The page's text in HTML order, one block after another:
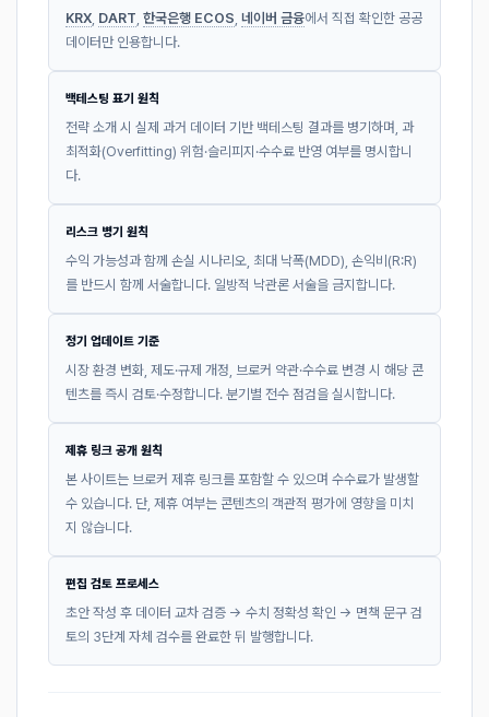
KRX DART 한국은행 ECOS 네이버 금융에서 직접 확인한 공공
데이터만 인용합니다.
백테스팅 표기 원칙
전략 소개 시 실제 과거 데이터 기반 백테스팅 결과를 병기하며, 과
최적화(Overfitting) 위험·슬리피지·수수료 반영 여부를 명시합니
다.
리스크 병기 원칙
수익 가능성과 함께 손실 시나리오, 최대 낙폭(MDD), 손익비(R:R)
를 반드시 함께 서술합니다. 일방적 낙관론 서술을 금지합니다.
정기 업데이트 기준
시장 환경 변화, 제도·규제 개정, 브로커 약관·수수료 변경 시 해당 콘
텐츠를 즉시 검토·수정합니다. 분기별 전수 점검을 실시합니다.
제휴 링크 공개 원칙
본 사이트는 브로커 제휴 링크를 포함할 수 있으며 수수료가 발생할
수 있습니다. 단, 제휴 여부는 콘텐츠의 객관적 평가에 영향을 미치
지 않습니다.
편집 검토 프로세스
초안 작성 후 데이터 교차 검증 → 수치 정확성 확인 → 면책 문구 검
토의 3단계 자체 검수를 완료한 뒤 발행합니다.